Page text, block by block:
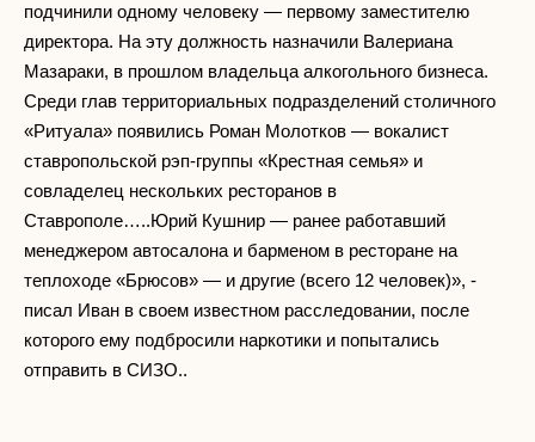
подчинили одному человеку — первому заместителю
директора. На эту должность назначили Валериана
Мазараки, в прошлом владельца алкогольного бизнеса.
Среди глав территориальных подразделений столичного
«Ритуала» появились Роман Молотков — вокалист
ставропольской рэп-группы «Крестная семья» и
совладелец нескольких ресторанов в
Ставрополе…..Юрий Кушнир — ранее работавший
менеджером автосалона и барменом в ресторане на
теплоходе «Брюсов» — и другие (всего 12 человек)», -
писал Иван в своем известном расследовании, после
которого ему подбросили наркотики и попытались
отправить в СИЗО..